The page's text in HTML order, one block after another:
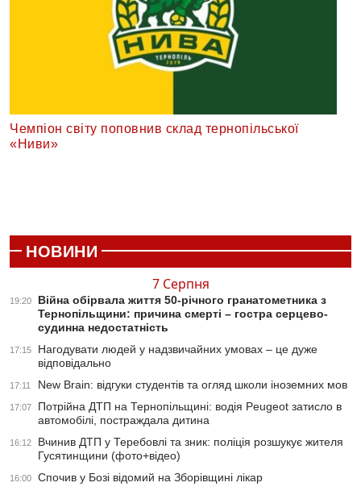
Чемпіон світу поповнив склад тернопільської
«Ниви»
НОВИНИ
7 Серпня
19:20
Війна обірвала життя 50-річного гранатометника з
Тернопільщини: причина смерті – гостра серцево-
судинна недостатність
17:15
Нагодувати людей у надзвичайних умовах – це дуже
відповідально
17:11 New Brain: відгуки студентів та огляд школи іноземних мов
17:07
Потрійна ДТП на Тернопільщині: водія Peugeot затисло в
автомобілі, постраждала дитина
16:12
Вчинив ДТП у Теребовлі та зник: поліція розшукує жителя
Гусятинщини (фото+відео)
16:00 Спочив у Бозі відомий на Зборівщині лікар